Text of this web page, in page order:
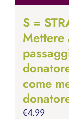
S =
come
€4.99